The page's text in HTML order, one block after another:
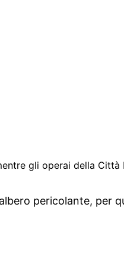
gli operai della
pericolante, per